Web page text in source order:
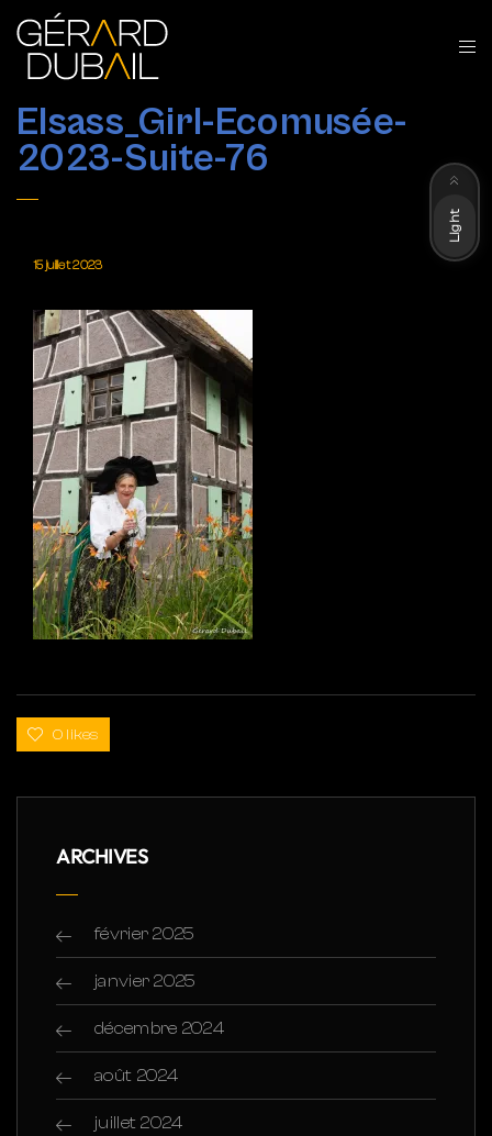
Elsass_Girl-Ecomusée-
2023-Suite-76
15 juillet 2023
0 likes
ARCHIVES
février 2025
janvier 2025
décembre 2024
août 2024
juillet 2024
Light
Dark